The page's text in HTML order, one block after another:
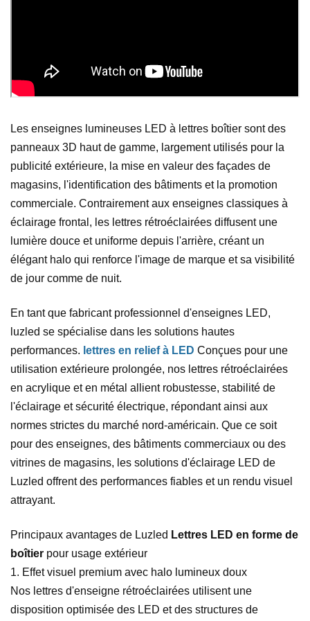
Les enseignes lumineuses LED à lettres boîtier sont des
panneaux 3D haut de gamme, largement utilisés pour la
publicité extérieure, la mise en valeur des façades de
magasins, l'identification des bâtiments et la promotion
commerciale. Contrairement aux enseignes classiques à
éclairage frontal, les lettres rétroéclairées diffusent une
lumière douce et uniforme depuis l'arrière, créant un
élégant halo qui renforce l'image de marque et sa visibilité
de jour comme de nuit.
En tant que fabricant professionnel d'enseignes LED,
luzled se spécialise dans les solutions hautes
performances. lettres en relief à LED Conçues pour une
utilisation extérieure prolongée, nos lettres rétroéclairées
en acrylique et en métal allient robustesse, stabilité de
l'éclairage et sécurité électrique, répondant ainsi aux
normes strictes du marché nord-américain. Que ce soit
pour des enseignes, des bâtiments commerciaux ou des
vitrines de magasins, les solutions d'éclairage LED de
Luzled offrent des performances fiables et un rendu visuel
attrayant.
Principaux avantages de Luzled Lettres LED en forme de
boîtier pour usage extérieur
1. Effet visuel premium avec halo lumineux doux
Nos lettres d'enseigne rétroéclairées utilisent une
disposition optimisée des LED et des structures de